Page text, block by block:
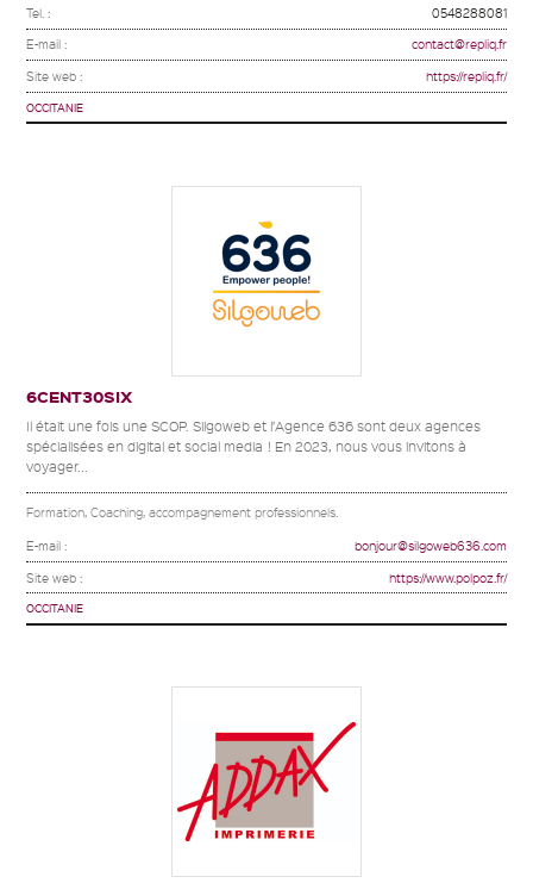
Tel. : 0548288081
E-mail : contact@repliq.fr
Site web : https://repliq.fr/
OCCITANIE
6CENT30SIX
Il était une fois une SCOP. Silgoweb et l’Agence 636 sont deux agences
spécialisées en digital et social media ! En 2023, nous vous invitons à
voyager...
Formation, Coaching, accompagnement professionnels.
E-mail : bonjour@silgoweb636.com
Site web : https://www.polpoz.fr/
OCCITANIE